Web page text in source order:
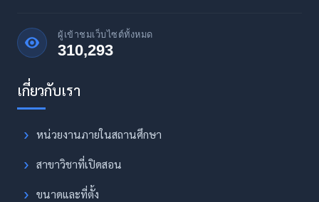
ผู้เข้าชมเว็บไซต์ทั้งหมด
310,293
หน่วยงานภายในสถานศึกษา
สาขาวิชาที่เปิดสอน
ขนาดและที่ตั้ง